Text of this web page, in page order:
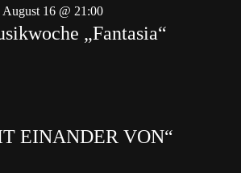
August 16 @ 21:00
„Fantasia“
EINANDER VON“